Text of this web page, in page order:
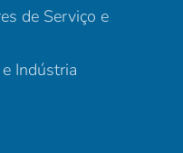
de Serviço e
Indústria